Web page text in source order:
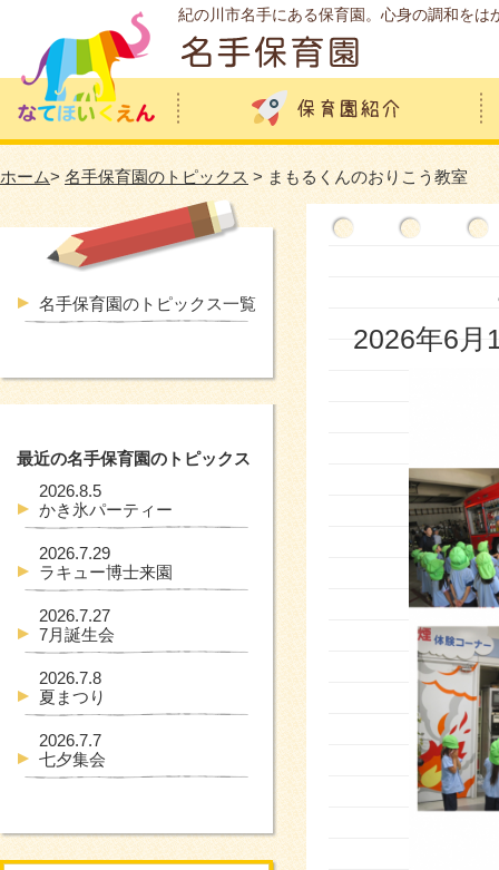
紀の川市名手にある保育園。心身の調和を
ホーム> 名手保育園のトピックス > まもるくんのおりこう教室
2026年6月
名手保育園のトピックス一覧
最近の名手保育園のトピックス
2026.8.5
かき氷パーティー
2026.7.29
ラキュー博士来園
2026.7.27
7月誕生会
2026.7.8
夏まつり
2026.7.7
七夕集会